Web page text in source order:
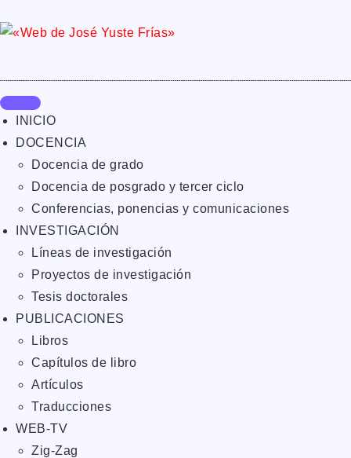
INICIO
DOCENCIA
Docencia de grado
Docencia de posgrado y tercer ciclo
Conferencias, ponencias y comunicaciones
INVESTIGACIÓN
Líneas de investigación
Proyectos de investigación
Tesis doctorales
PUBLICACIONES
Libros
Capítulos de libro
Artículos
Traducciones
WEB-TV
Zig-Zag